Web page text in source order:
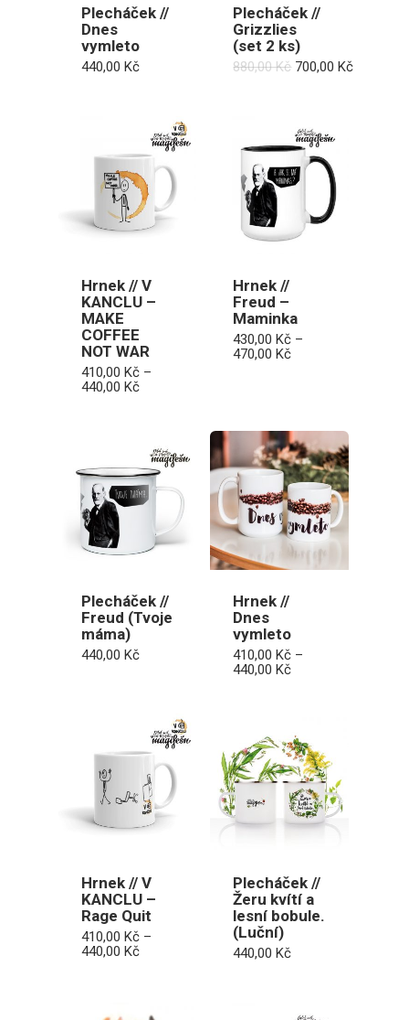
Plecháček //
Dnes
vymleto
440,00 Kč
Plecháček //
Grizzlies
(set 2 ks)
880,00Kč Původní
700,00KčAktuální
Hrnek // V
KANCLU –
MAKE
COFFEE
NOT WAR
410,00 Kč –
440,00 KčRozpětí
440,00 Kč
Hrnek //
Freud –
Maminka
430,00Kč –
470,00KčRozpětí
Plecháček //
Freud (Tvoje
máma)
440,00 Kč
Hrnek //
Dnes
vymleto
410,00Kč –
440,00KčRozpětí
Hrnek // V
KANCLU –
Rage Quit
410,00 Kč –
440,00 KčRozpětí
Plecháček //
Žeru kvítí a
lesní bobule.
(Luční)
440,00Kč